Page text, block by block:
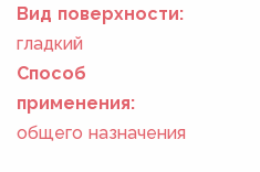
Вид поверхности:
гладкий
Способ
применения:
общего назначения